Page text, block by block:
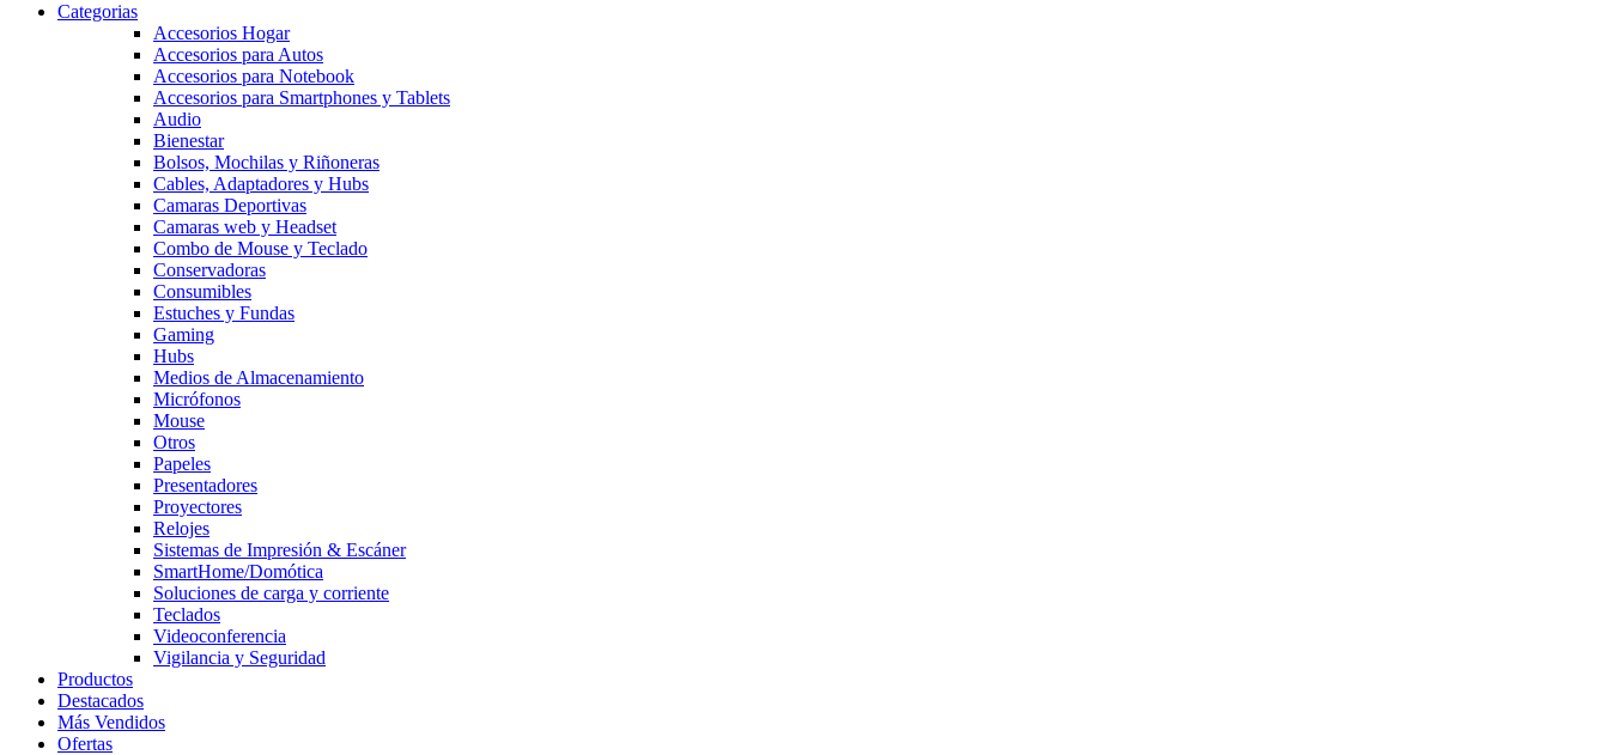
Categorias
Accesorios Hogar
Accesorios para Autos
Accesorios para Notebook
Accesorios para Smartphones y Tablets
Audio
Bienestar
Bolsos, Mochilas y Riñoneras
Cables, Adaptadores y Hubs
Camaras Deportivas
Camaras web y Headset
Combo de Mouse y Teclado
Conservadoras
Consumibles
Estuches y Fundas
Gaming
Hubs
Medios de Almacenamiento
Micrófonos
Mouse
Otros
Papeles
Presentadores
Proyectores
Relojes
Sistemas de Impresión & Escáner
SmartHome/Domótica
Soluciones de carga y corriente
Teclados
Videoconferencia
Vigilancia y Seguridad
Productos
Destacados
Más Vendidos
Ofertas